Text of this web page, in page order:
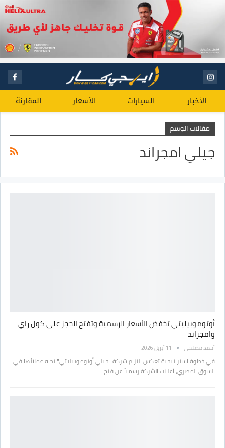
الأخبار السيارات الأسعار المقارنة
مقالات الوسم
جيلي امجراند
أوتوموبيليتي تخفض الأسعار الرسمية وتفتح الحجز على كول راي
وامجراند
أحمد مصلحي 11 أبريل 2026
في خطوة استراتيجية تعكس التزام شركة "جيلي أوتوموبيليتي" تجاه عملائها في
السوق المصري، أعلنت الشركة رسمياً عن فتح…